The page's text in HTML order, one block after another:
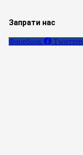
Запрати нас
Фацебоок Тwиттер